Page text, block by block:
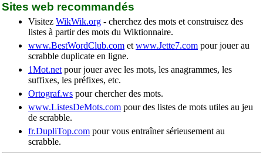
Sites web recommandés
Visitez WikWik.org - cherchez des mots et construisez des
listes à partir des mots du Wiktionnaire.
www.BestWordClub.com et www.Jette7.com pour jouer au
scrabble duplicate en ligne.
1Mot.net pour jouer avec les mots, les anagrammes, les
suffixes, les préfixes, etc.
Ortograf.ws pour chercher des mots.
www.ListesDeMots.com pour des listes de mots utiles au jeu
de scrabble.
fr.DupliTop.com pour vous entraîner sérieusement au
scrabble.